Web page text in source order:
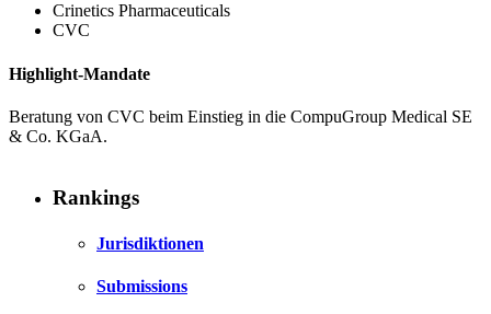
Crinetics Pharmaceuticals
CVC
Highlight-Mandate
Beratung von CVC beim Einstieg in die CompuGroup Medical SE
& Co. KGaA.
Rankings
Jurisdiktionen
Submissions